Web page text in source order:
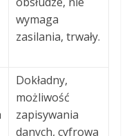
wymaga
zasilania, trwały.
Dokładny,
możliwość
zapisywania
danych, cyfrowa